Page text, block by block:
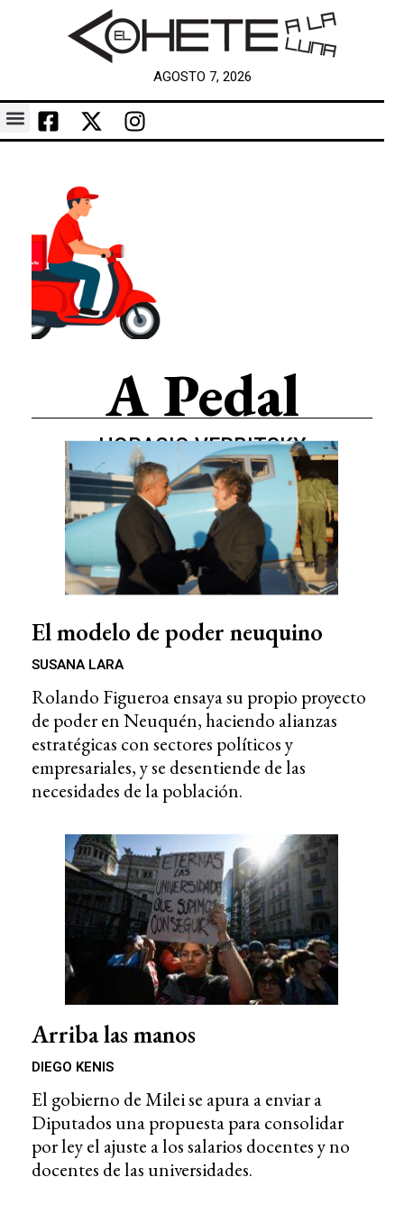
AGOSTO 7, 2026
A Pedal
HORACIO VERBITSKY
El modelo de poder neuquino
SUSANA LARA
Rolando Figueroa ensaya su propio proyecto
de poder en Neuquén, haciendo alianzas
estratégicas con sectores políticos y
empresariales, y se desentiende de las
necesidades de la población.
Arriba las manos
DIEGO KENIS
El gobierno de Milei se apura a enviar a
Diputados una propuesta para consolidar
por ley el ajuste a los salarios docentes y no
docentes de las universidades.